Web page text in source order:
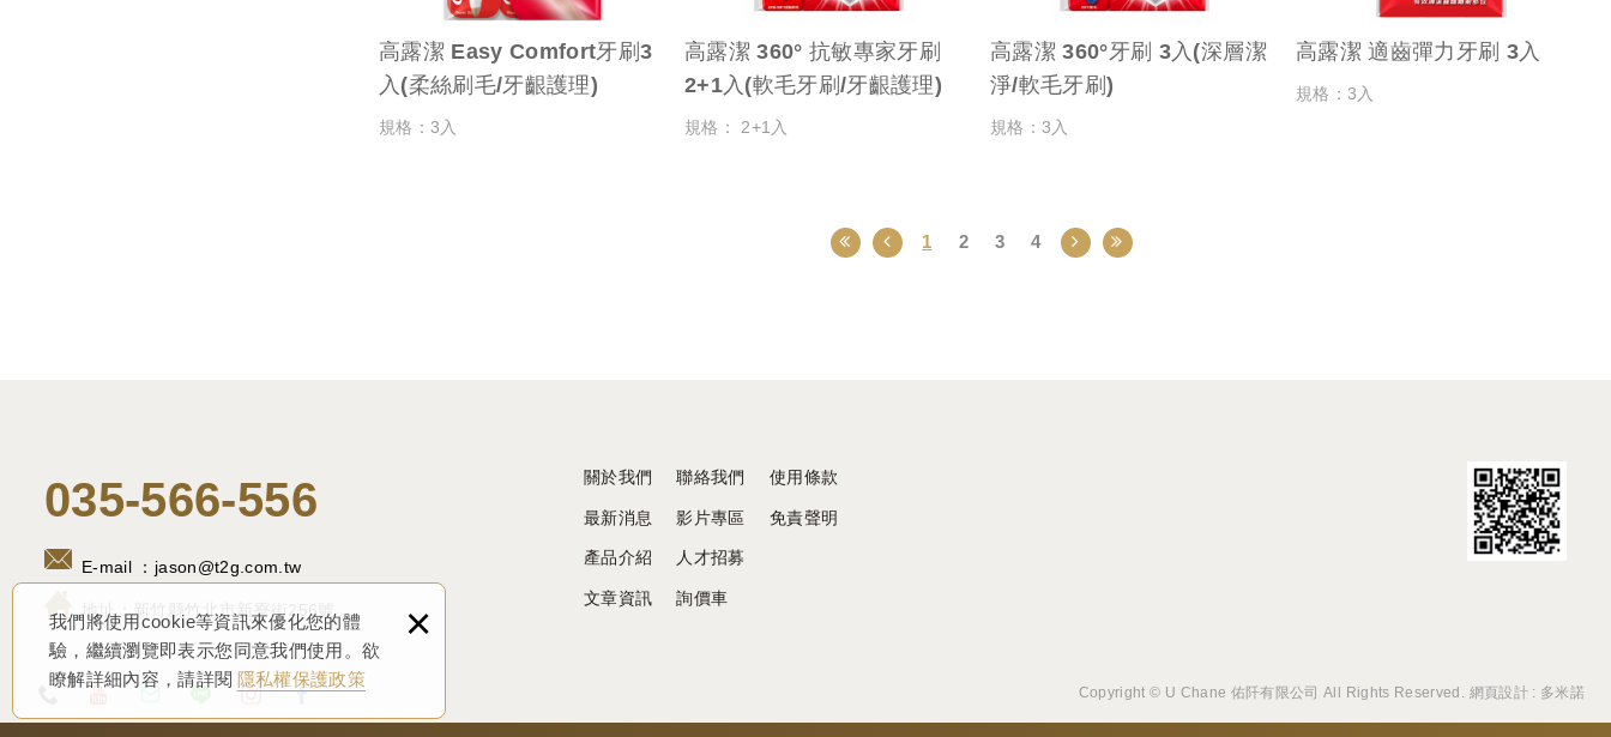
我們將使用cookie等資訊來優化您的體
驗，繼續瀏覽即表示您同意我們使用。欲
瞭解詳細內容，請詳閱 隱私權保護政策
×
高露潔 Easy Comfort牙刷3
入(柔絲刷毛/牙齦護理)
規格：3入
高露潔 360° 抗敏專家牙刷
2+1入(軟毛牙刷/牙齦護理)
規格： 2+1入
高露潔 360°牙刷 3入(深層潔
淨/軟毛牙刷)
規格：3入
高露潔 適齒彈力牙刷 3入
規格：3入
1 2 3 4
035-566-556
E-mail ： jason@t2g.com.tw
地址：新竹縣竹北市新寮街256號
關於我們
最新消息
產品介紹
文章資訊
聯絡我們
影片專區
人才招募
詢價車
使用條款
免責聲明
Copyright © U Chane 佑阡有限公司 All Rights Reserved. 網頁設計 : 多米諾